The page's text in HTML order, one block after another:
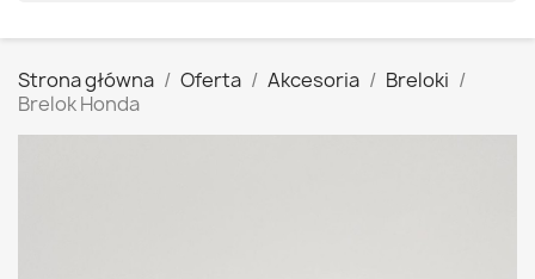
Strona główna Oferta Akcesoria
Breloki
Brelok Honda